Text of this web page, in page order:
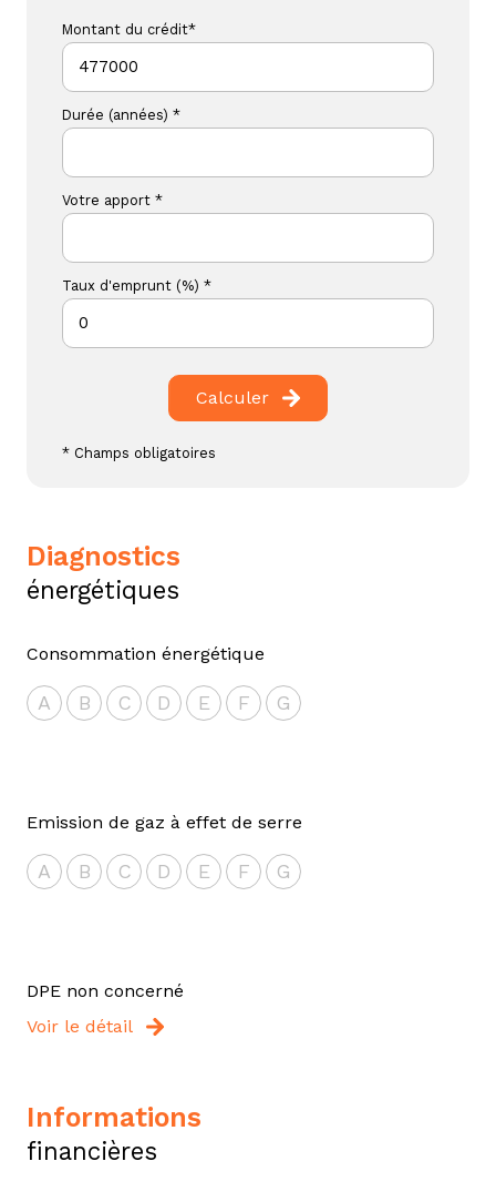
Montant du crédit*
Durée (années) *
Votre apport *
Taux d'emprunt (%) *
Calculer
* Champs obligatoires
diagnostics
énergétiques
Consommation énergétique
A B C D E F G
Emission de gaz à effet de serre
A B C D E F G
DPE non concerné
Voir le détail
informations
financières